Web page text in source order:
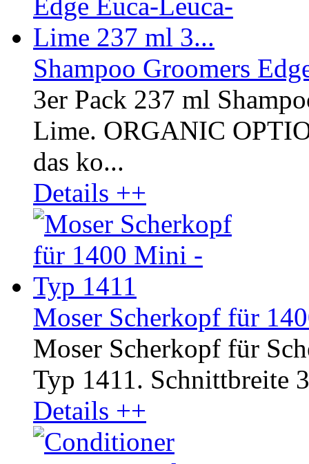
Shampoo Groomers
3er Pack 237 ml
Lime. ORGANIC
das ko...
Details ++
Moser Scherkopf für
Moser Scherkopf für
Typ 1411. Schnittbreite
Details ++